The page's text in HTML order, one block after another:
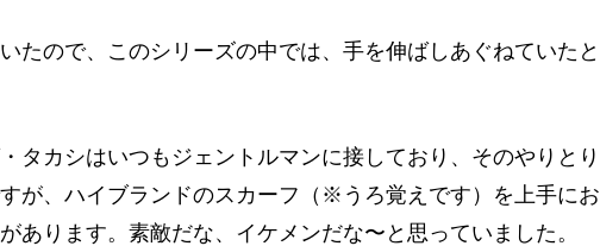
たので、このシリーズの中では、手を伸ばしあぐねていたと
タカシはいつもジェントルマンに接しており、そのやりとり
が、ハイブランドのスカーフ（※うろ覚えです）を上手にお
あります。素敵だな、イケメンだな〜と思っていました。